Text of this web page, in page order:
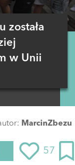
została
w Unii
MarcinZbezu
57